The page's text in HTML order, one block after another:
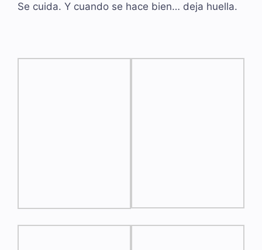
Se cuida. Y cuando se hace bien… deja huella.